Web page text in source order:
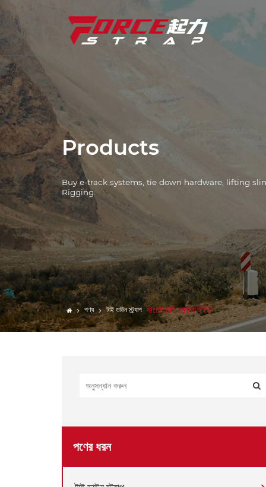
এল ট্র্যাক সিস্টেম
চেইন এবং বাইন্ডার
Slings উত্তোলন
কার্গো বার
ওয়েবিং
লিফটিং গিয়ার উপাদান
Products
Buy e-track systems, tie down hardware, lifting
Rigging.
পণ্য টাই ডাউন স্ট্র্যাপ র্যাচেট টাই ডাউন ইইউ
পণের ধরন